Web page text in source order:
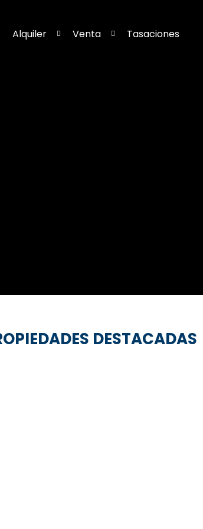
Alquiler Venta Tasaciones
DESTACADAS